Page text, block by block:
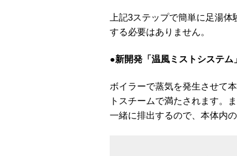
上記3ステップで簡単に足湯
する必要はありません。
●新開発「温風ミストシステム」
ボイラーで蒸気を発生させて
トスチームで満たされます。
一緒に排出するので、本体内